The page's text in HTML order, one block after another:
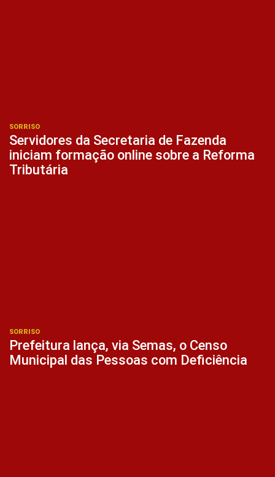
SORRISO
Servidores da Secretaria de Fazenda
iniciam formação online sobre a Reforma
Tributária
SORRISO
Prefeitura lança, via Semas, o Censo
Municipal das Pessoas com Deficiência